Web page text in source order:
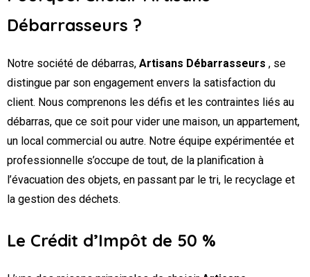
Débarrasseurs ?
Notre société de débarras, Artisans Débarrasseurs , se
distingue par son engagement envers la satisfaction du
client. Nous comprenons les défis et les contraintes liés au
débarras, que ce soit pour vider une maison, un appartement,
un local commercial ou autre. Notre équipe expérimentée et
professionnelle s’occupe de tout, de la planification à
l’évacuation des objets, en passant par le tri, le recyclage et
la gestion des déchets.
Le Crédit d’Impôt de 50 %